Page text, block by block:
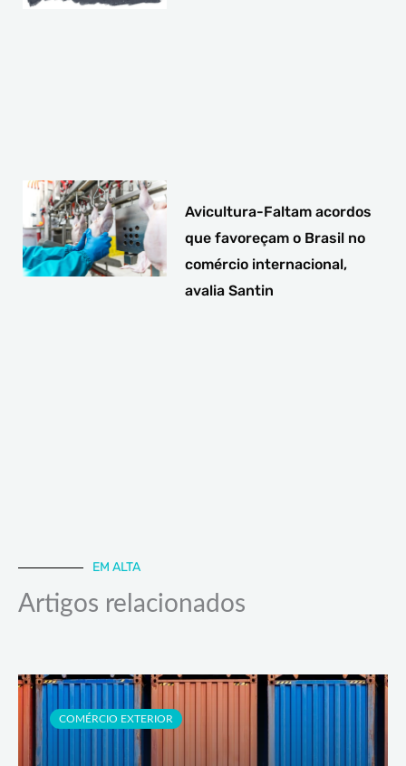
Avicultura-Faltam acordos
que favoreçam o Brasil no
comércio internacional,
avalia Santin
EM ALTA
Artigos relacionados
COMÉRCIO EXTERIOR